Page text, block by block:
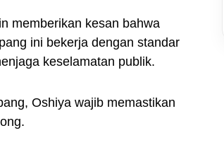
memberikan kesan bahwa
ini bekerja dengan standar
keselamatan publik.
Oshiya wajib memastikan